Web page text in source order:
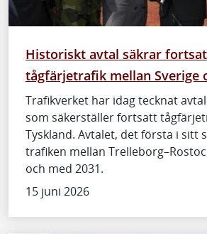
Historiskt avtal säkrar
tågfärjetrafik mellan Sverige
Trafikverket har idag tecknat
som säkerställer fortsatt
Tyskland. Avtalet, det första i sitt
trafiken mellan
och med 2031.
15 juni 2026